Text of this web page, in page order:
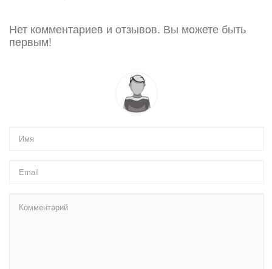
Нет комментариев и отзывов. Вы можете быть
первым!